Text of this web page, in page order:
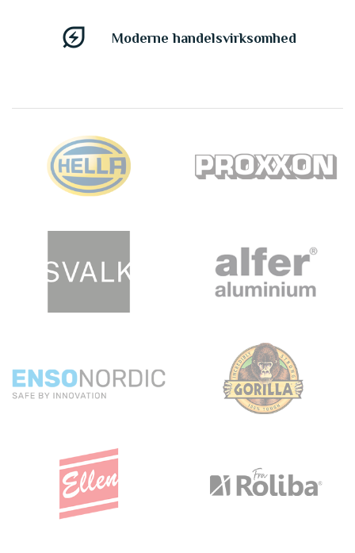
energy_savings_leaf Moderne handelsvirksomhed